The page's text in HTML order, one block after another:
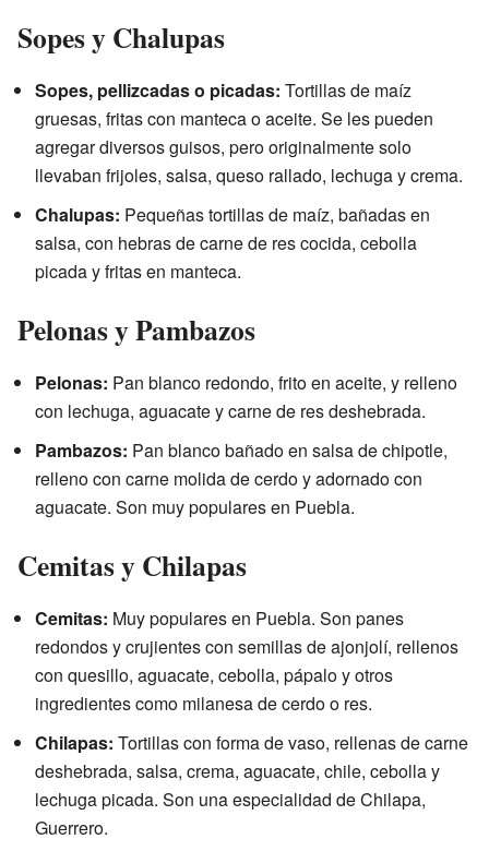
Sopes y Chalupas
Sopes, pellizcadas o picadas: Tortillas de maíz
gruesas, fritas con manteca o aceite. Se les pueden
agregar diversos guisos, pero originalmente solo
llevaban frijoles, salsa, queso rallado, lechuga y crema.
Chalupas: Pequeñas tortillas de maíz, bañadas en
salsa, con hebras de carne de res cocida, cebolla
picada y fritas en manteca.
Pelonas y Pambazos
Pelonas: Pan blanco redondo, frito en aceite, y relleno
con lechuga, aguacate y carne de res deshebrada.
Pambazos: Pan blanco bañado en salsa de chipotle,
relleno con carne molida de cerdo y adornado con
aguacate. Son muy populares en Puebla.
Cemitas y Chilapas
Cemitas: Muy populares en Puebla. Son panes
redondos y crujientes con semillas de ajonjolí, rellenos
con quesillo, aguacate, cebolla, pápalo y otros
ingredientes como milanesa de cerdo o res.
Chilapas: Tortillas con forma de vaso, rellenas de carne
deshebrada, salsa, crema, aguacate, chile, cebolla y
lechuga picada. Son una especialidad de Chilapa,
Guerrero.